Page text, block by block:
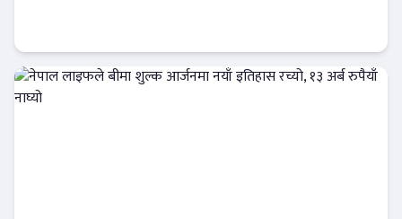
Banner News